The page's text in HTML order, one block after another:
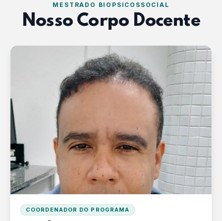
MESTRADO BIOPSICOSSOCIAL
Nosso Corpo Docente
COORDENADOR DO PROGRAMA